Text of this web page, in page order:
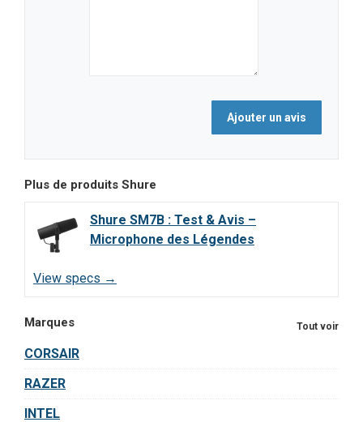
Plus de produits Shure
Shure SM7B : Test & Avis –
Microphone des Légendes
View specs →
Marques Tout voir
CORSAIR
RAZER
INTEL